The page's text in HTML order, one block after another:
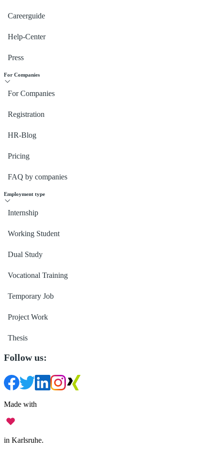
Careerguide
Help-Center
Press
For Companies
For Companies
Registration
HR-Blog
Pricing
FAQ by companies
Employment type
Internship
Working Student
Dual Study
Vocational Training
Temporary Job
Project Work
Thesis
Follow us:
Made with
in Karlsruhe.